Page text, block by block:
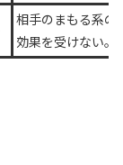
相手のまもる系の
効果を受けない。